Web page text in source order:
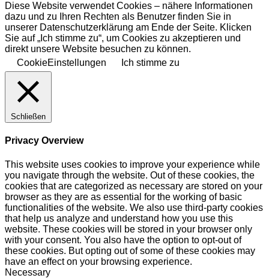
Diese Website verwendet Cookies – nähere Informationen
dazu und zu Ihren Rechten als Benutzer finden Sie in
unserer Datenschutzerklärung am Ende der Seite. Klicken
Sie auf „Ich stimme zu“, um Cookies zu akzeptieren und
direkt unsere Website besuchen zu können.
CookieEinstellungen
Ich stimme zu
Schließen
Privacy Overview
This website uses cookies to improve your experience while
you navigate through the website. Out of these cookies, the
cookies that are categorized as necessary are stored on your
browser as they are as essential for the working of basic
functionalities of the website. We also use third-party cookies
that help us analyze and understand how you use this
website. These cookies will be stored in your browser only
with your consent. You also have the option to opt-out of
these cookies. But opting out of some of these cookies may
have an effect on your browsing experience.
Necessary